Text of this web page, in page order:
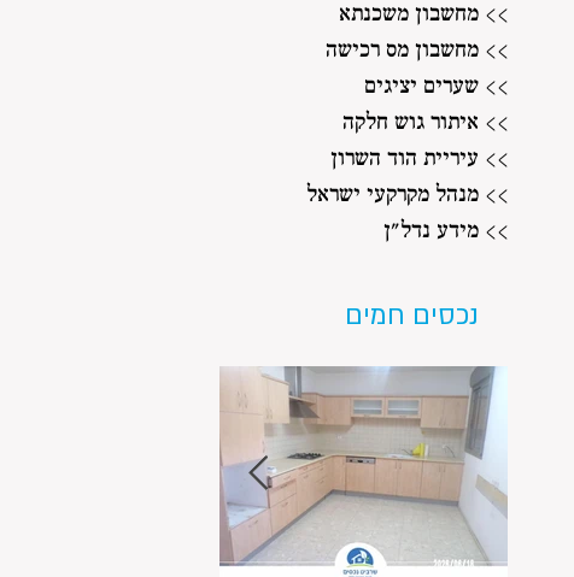
>> מחשבון משכנתא
>> מחשבון מס רכישה
>> שערים יציגים
>> איתור גוש חלקה
>> עיריית הוד השרון
>> מנהל מקרקעי ישראל
>> מידע נדל"ן
נכסים חמים